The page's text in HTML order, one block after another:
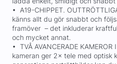
• A19-CHIPPET.
känns allt du gör snabbt och
framöver – det inkluderar
och mycket annat.
• TVÅ AVANCERADE
kameran ger 2× tele med optisk